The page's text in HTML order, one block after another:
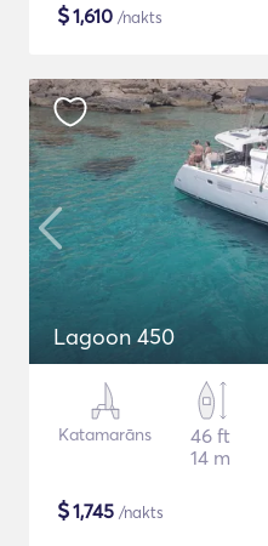
$1,610 /nakts
Lagoon 450
Katamarāns
46 ft
14 m
$1,745 /nakts